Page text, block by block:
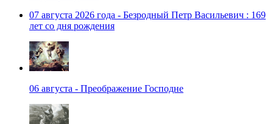
07 августа 2026 года - Безродный Петр Васильевич : 169
лет со дня рождения
06 августа - Преображение Господне